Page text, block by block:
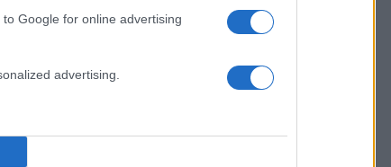
Google for online advertising
advertising.